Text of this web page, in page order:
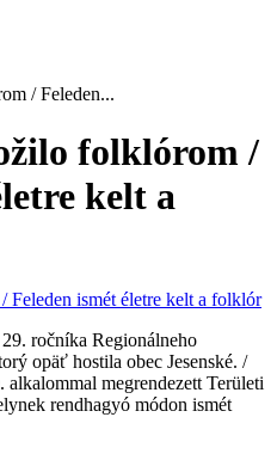
/ Feleden...
folklórom /
kelt a
ročníka Regionálneho
opäť hostila obec Jesenské. /
megrendezett Területi
rendhagyó módon ismét